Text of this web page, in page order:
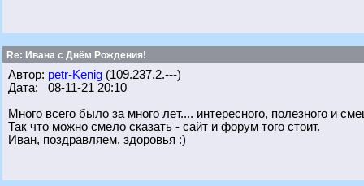
Re: Ивана с Днём Рождения!
Автор: petr-Kenig (109.237.2.---)
Дата: 08-11-21 20:10
Много всего было за много лет.... интересного, полезного и
Так что можно смело сказать - сайт и форум того стоит.
Иван, поздравляем, здоровья :)